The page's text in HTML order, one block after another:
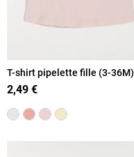
T-shirt pipelette fille (3-36M)
2,49 €